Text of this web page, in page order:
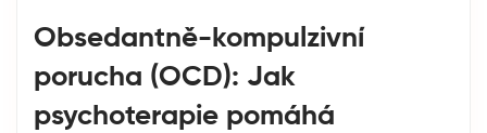
Obsedantně-kompulzivní
porucha (OCD): Jak
psychoterapie pomáhá